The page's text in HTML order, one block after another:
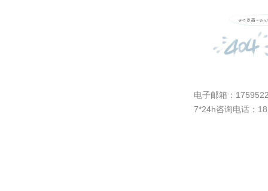
电子邮箱：
7*24h咨询电话：